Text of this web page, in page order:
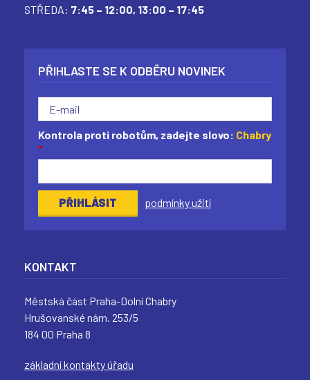
STŘEDA: 7:45 – 12:00, 13:00 – 17:45
PŘIHLASTE SE K ODBĚRU NOVINEK
Kontrola proti robotům, zadejte slovo: Chabry
*
podmínky užití
KONTAKT
Městská část Praha-Dolní Chabry
Hrušovanské nám. 253/5
184 00 Praha 8
základní kontakty úřadu